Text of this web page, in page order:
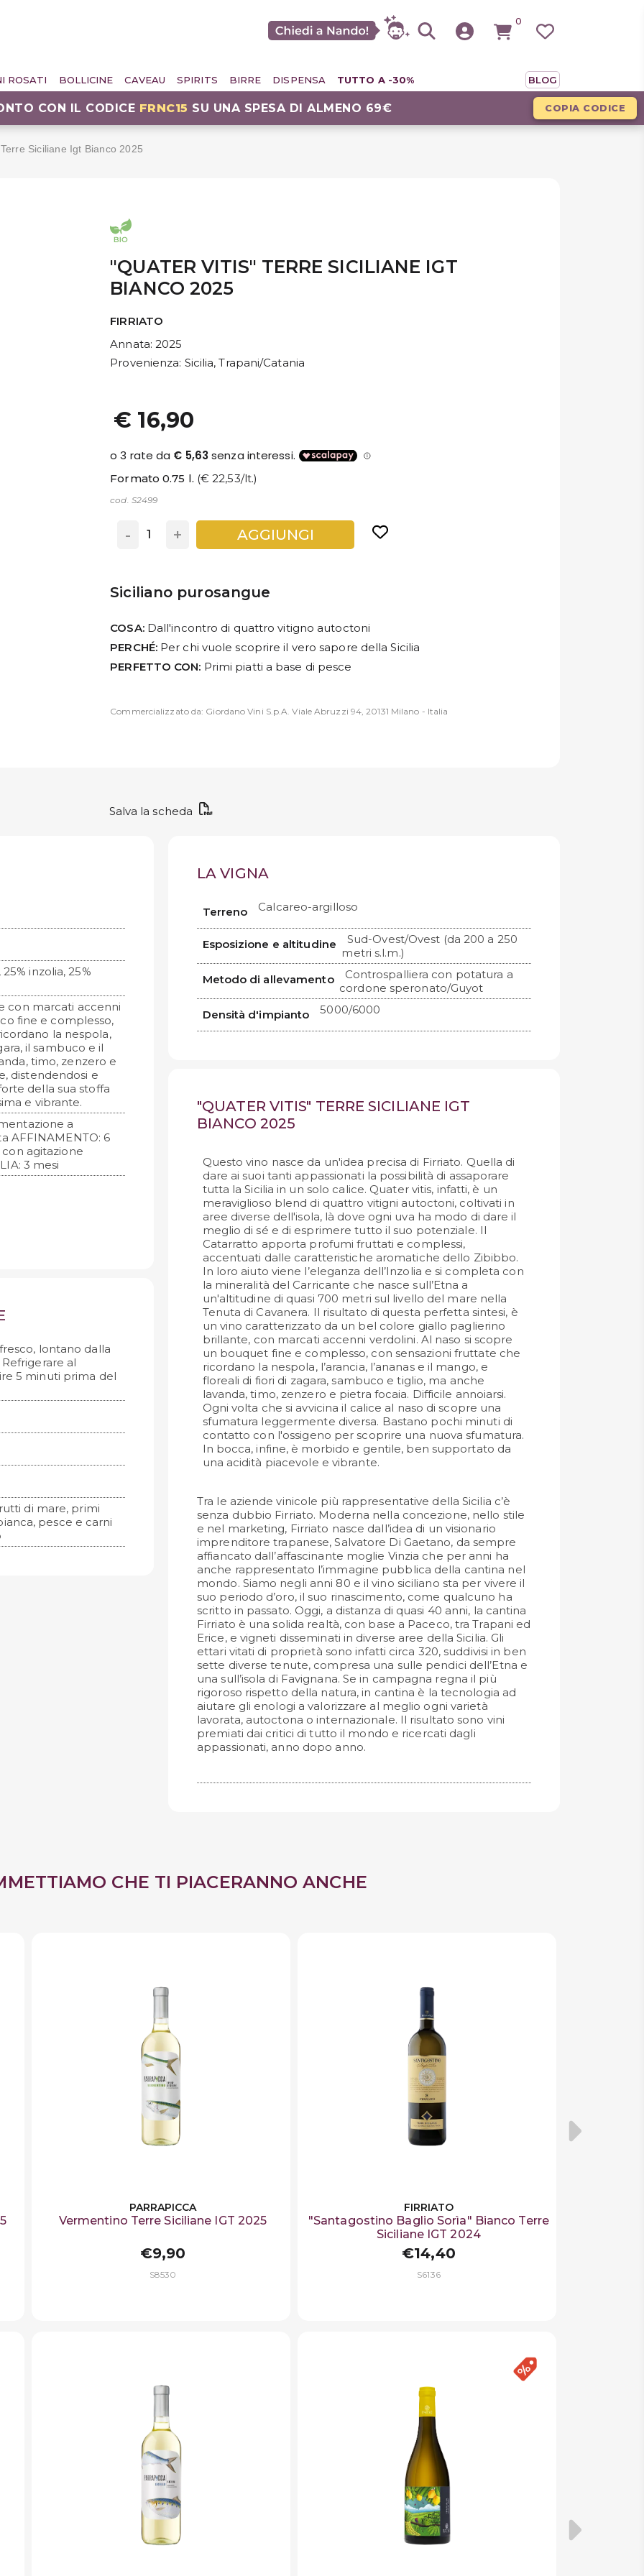
0
ROSATI BOLLICINE CAVEAU SPIRITS BIRRE DISPENSA TUTTO A -30% BLOG
CON IL CODICE FRNC15 SU UNA SPESA DI ALMENO 69€ COPIA CODICE
Siciliane Igt Bianco 2025
"QUATER VITIS" TERRE SICILIANE IGT
BIANCO 2025
FIRRIATO
Annata: 2025
Provenienza: Sicilia, Trapani/Catania
€ 16,90
Formato 0.75 l. (€ 22,53/lt.)
cod. S2499
- + AGGIUNGI
Siciliano purosangue
COSA:Dall'incontro di quattro vitigno autoctoni
PERCHÉ:Per chi vuole scoprire il vero sapore della Sicilia
PERFETTO CON: Primi piatti a base di pesce
Commercializzato da: Giordano Vini S.p.A. Viale Abruzzi 94, 20131 Milano - Italia
Salva la scheda
inzolia, 25%
con marcati accenni
fine e complesso,
la nespola,
il sambuco e il
timo, zenzero e
distendendosi e
della sua stoffa
e vibrante.
a
AFFINAMENTO: 6
con agitazione
3 mesi
lontano dalla
al
5 minuti prima del
di mare, primi
pesce e carni
LA VIGNA
Terreno Calcareo-argilloso
Esposizione e altitudine
Sud-Ovest/Ovest (da 200 a 250
metri s.l.m.)
Metodo di allevamento
Controspalliera con potatura a
cordone speronato/Guyot
Densità d'impianto
5000/6000
"QUATER VITIS" TERRE SICILIANE IGT
BIANCO 2025
Questo vino nasce da un'idea precisa di Firriato. Quella di
dare ai suoi tanti appassionati la possibilità di assaporare
tutta la Sicilia in un solo calice. Quater vitis, infatti, è un
meraviglioso blend di quattro vitigni autoctoni, coltivati in
aree diverse dell'isola, là dove ogni uva ha modo di dare il
meglio di sé e di esprimere tutto il suo potenziale. Il
Catarratto apporta profumi fruttati e complessi,
accentuati dalle caratteristiche aromatiche dello Zibibbo.
In loro aiuto viene l’eleganza dell’Inzolia e si completa con
la mineralità del Carricante che nasce sull’Etna a
un'altitudine di quasi 700 metri sul livello del mare nella
Tenuta di Cavanera. Il risultato di questa perfetta sintesi, è
un vino caratterizzato da un bel colore giallo paglierino
brillante, con marcati accenni verdolini. Al naso si scopre
un bouquet fine e complesso, con sensazioni fruttate che
ricordano la nespola, l’arancia, l’ananas e il mango, e
floreali di fiori di zagara, sambuco e tiglio, ma anche
lavanda, timo, zenzero e pietra focaia. Difficile annoiarsi.
Ogni volta che si avvicina il calice al naso di scopre una
sfumatura leggermente diversa. Bastano pochi minuti di
contatto con l'ossigeno per scoprire una nuova sfumatura.
In bocca, infine, è morbido e gentile, ben supportato da
una acidità piacevole e vibrante.
Tra le aziende vinicole più rappresentative della Sicilia c’è
senza dubbio Firriato. Moderna nella concezione, nello stile
e nel marketing, Firriato nasce dall’idea di un visionario
imprenditore trapanese, Salvatore Di Gaetano, da sempre
affiancato dall’affascinante moglie Vinzia che per anni ha
anche rappresentato l’immagine pubblica della cantina nel
mondo. Siamo negli anni 80 e il vino siciliano sta per vivere il
suo periodo d’oro, il suo rinascimento, come qualcuno ha
scritto in passato. Oggi, a distanza di quasi 40 anni, la cantina
Firriato è una solida realtà, con base a Paceco, tra Trapani ed
Erice, e vigneti disseminati in diverse aree della Sicilia. Gli
ettari vitati di proprietà sono infatti circa 320, suddivisi in ben
sette diverse tenute, compresa una sulle pendici dell’Etna e
una sull’isola di Favignana. Se in campagna regna il più
rigoroso rispetto della natura, in cantina è la tecnologia ad
aiutare gli enologi a valorizzare al meglio ogni varietà
lavorata, autoctona o internazionale. Il risultato sono vini
premiati dai critici di tutto il mondo e ricercati dagli
appassionati, anno dopo anno.
CHE TI PIACERANNO ANCHE
PARRAPICCA
Vermentino Terre Siciliane IGT 2025
€9,90
S8530
FIRRIATO
"Santagostino Baglio Sorìa" Bianco Terre
Siciliane IGT 2024
€14,40
S6136